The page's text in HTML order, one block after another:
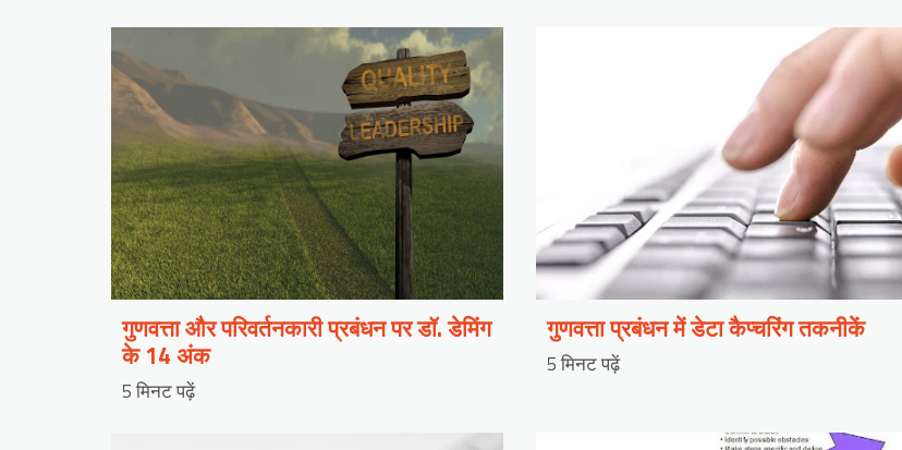
गुणवत्ता और परिवर्तनकारी प्रबंधन पर डॉ. डेमिंग
के 14 अंक
5 मिनट पढ़ें
गुणवत्ता प्रबंधन में डेटा कैप्चरिंग तकनीकें
5 मिनट पढ़ें